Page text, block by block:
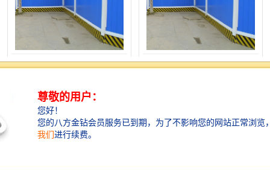
开封生产加工彩钢围挡 郑州鑫
洛阳市政围挡 周口生产加工彩